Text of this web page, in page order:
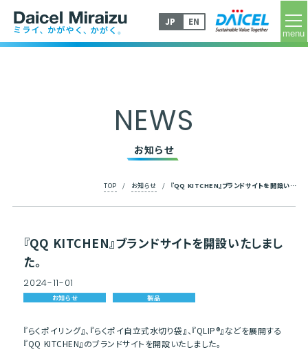
JP EN
NEWS
お知らせ
TOP / お知らせ / 『QQ KITCHEN』ブランドサイトを開設いたしました。
『QQ KITCHEN』ブランドサイトを開設いたしまし
た。
2024-11-01
お知らせ 製品
『らくポイリング』、『らくポイ自立式水切り袋』、『QLIP®』などを展開する
『QQ KITCHEN』のブランドサイトを開設いたしました。